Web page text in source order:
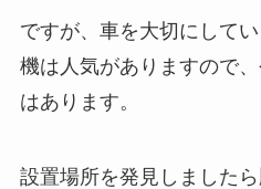
ですが、車を大切にして
機は人気がありますので
はあります。
設置場所を発見しました